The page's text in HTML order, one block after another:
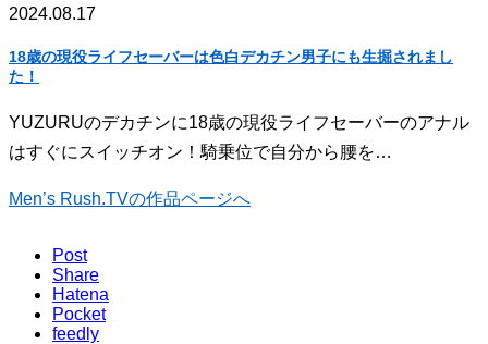
2024.08.17
18歳の現役ライフセーバーは色白デカチン男子にも生掘されまし
た！
YUZURUのデカチンに18歳の現役ライフセーバーのアナル
はすぐにスイッチオン！騎乗位で自分から腰を…
Men’s Rush.TVの作品ページへ
Post
Share
Hatena
Pocket
feedly